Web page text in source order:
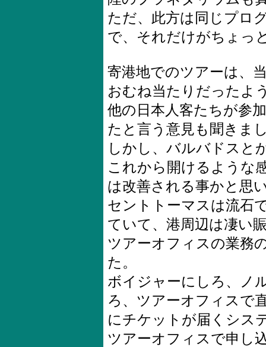
ただ、此方は同じプロ
で、それだけがちょっ
寄港地でのツアーは、
おむね当たりだったよ
他の日本人客たちが参
たと言う意見も聞きま
しかし、バルバドスと
これから開けるような
は改善される事かと思
セントトーマスは流石
ていて、港周辺は凄い
ツアーオフィスの業務
た。
ボイジャーにしろ、ノ
ろ、ツアーオフィスで
にチケットが届くシス
ツアーオフィスで申し